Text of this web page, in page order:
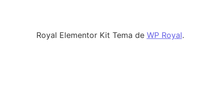
Royal Elementor Kit Tema de WP Royal.